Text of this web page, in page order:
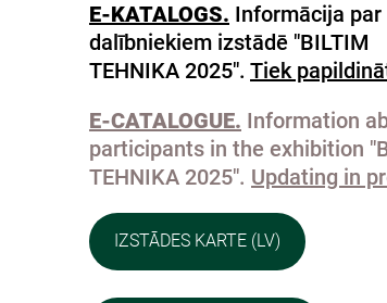
E-KATALOGS. Informācija par
dalībniekiem izstādē "BILTIM
TEHNIKA 2025". Tiek
E-CATALOGUE. Information
participants in the exhibition
TEHNIKA 2025". Updating in
IZSTĀDES KARTE (LV)